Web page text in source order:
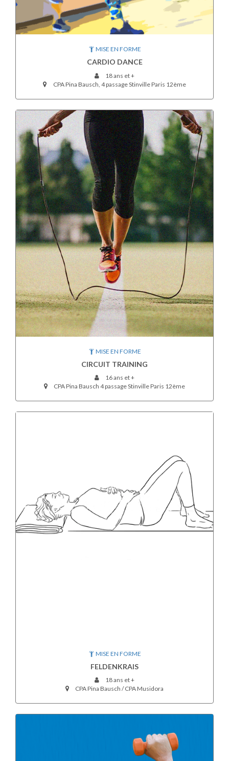
MISE EN FORME
CARDIO DANCE
18 ans et +
CPA Pina Bausch, 4 passage Stinville Paris 12ème
MISE EN FORME
CIRCUIT TRAINING
16 ans et +
CPA Pina Bausch 4 passage Stinville Paris 12ème
MISE EN FORME
FELDENKRAIS
18 ans et +
CPA Pina Bausch / CPA Musidora